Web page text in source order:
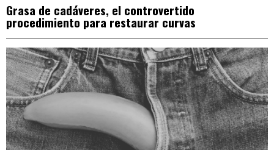
Grasa de cadáveres, el controvertido
procedimiento para restaurar curvas